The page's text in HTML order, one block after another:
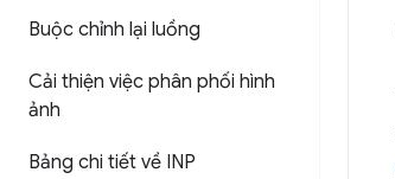
Buộc chỉnh lại luồng
Cải thiện việc phân phối hình
ảnh
Bảng chi tiết về INP